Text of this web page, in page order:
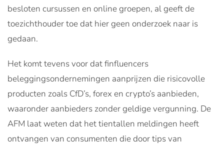
besloten cursussen en online groepen, al geeft de
toezichthouder toe dat hier geen onderzoek naar is
gedaan.
Het komt tevens voor dat finfluencers
beleggingsondernemingen aanprijzen die risicovolle
producten zoals CfD’s, forex en crypto’s aanbieden,
waaronder aanbieders zonder geldige vergunning. De
AFM laat weten dat het tientallen meldingen heeft
ontvangen van consumenten die door tips van